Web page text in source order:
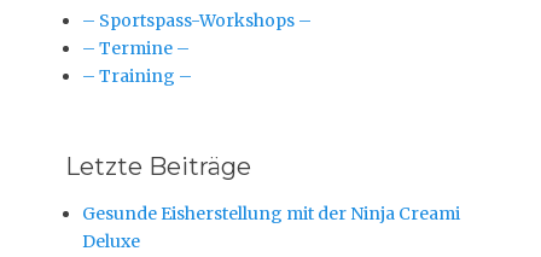
– Sportspass-Workshops –
– Termine –
– Training –
Letzte Beiträge
Gesunde Eisherstellung mit der Ninja Creami
Deluxe